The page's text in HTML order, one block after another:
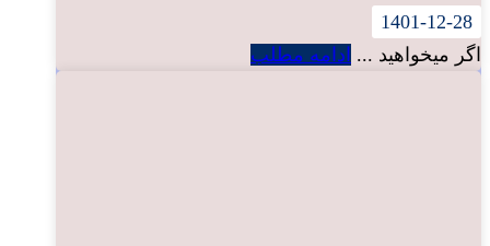
1401-12-28
اگر میخواهید ... ادامه مطلب